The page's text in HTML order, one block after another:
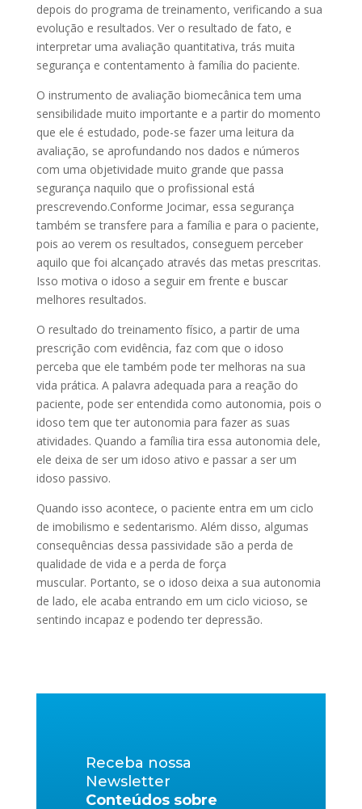
depois do programa de treinamento, verificando a sua
evolução e resultados. Ver o resultado de fato, e
interpretar uma avaliação quantitativa, trás muita
segurança e contentamento à família do paciente.
O instrumento de avaliação biomecânica tem uma
sensibilidade muito importante e a partir do momento
que ele é estudado, pode-se fazer uma leitura da
avaliação, se aprofundando nos dados e números
com uma objetividade muito grande que passa
segurança naquilo que o profissional está
prescrevendo.Conforme Jocimar, essa segurança
também se transfere para a família e para o paciente,
pois ao verem os resultados, conseguem perceber
aquilo que foi alcançado através das metas prescritas.
Isso motiva o idoso a seguir em frente e buscar
melhores resultados.
O resultado do treinamento físico, a partir de uma
prescrição com evidência, faz com que o idoso
perceba que ele também pode ter melhoras na sua
vida prática. A palavra adequada para a reação do
paciente, pode ser entendida como autonomia, pois o
idoso tem que ter autonomia para fazer as suas
atividades. Quando a família tira essa autonomia dele,
ele deixa de ser um idoso ativo e passar a ser um
idoso passivo.
Quando isso acontece, o paciente entra em um ciclo
de imobilismo e sedentarismo. Além disso, algumas
consequências dessa passividade são a perda de
qualidade de vida e a perda de força
muscular. Portanto, se o idoso deixa a sua autonomia
de lado, ele acaba entrando em um ciclo vicioso, se
sentindo incapaz e podendo ter depressão.
Receba nossa
Newsletter
Conteúdos sobre